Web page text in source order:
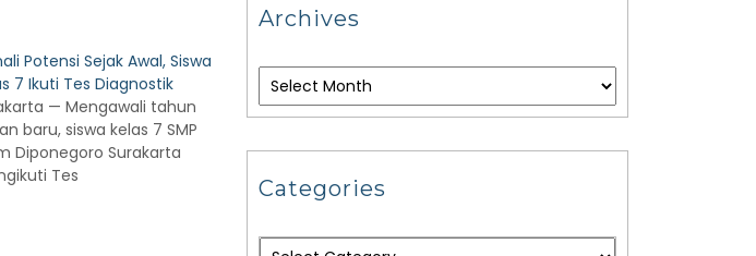
Potensi Sejak Awal, Siswa
7 Ikuti Tes Diagnostik
— Mengawali tahun
baru, siswa kelas 7 SMP
Diponegoro Surakarta
Tes
Archives
Categories